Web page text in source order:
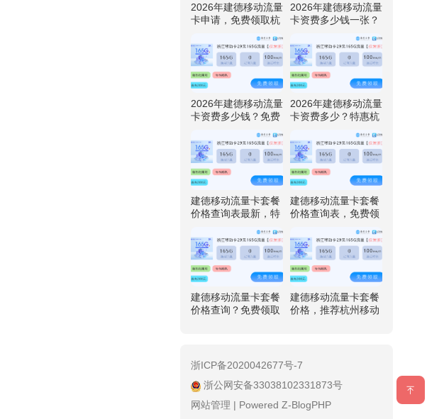
2026年建德移动流量
卡申请，免费领取杭
165G流量
2026年建德移动流量
卡资费多少钱一张？
29元享165G流量
2026年建德移动流量
卡资费多少钱？免费
29元享165G流量
2026年建德移动流量
卡资费多少？特惠杭
165G流量
建德移动流量卡套餐
价格查询表最新，特
元享165G流量
建德移动流量卡套餐
价格查询表，免费领
元享165G流量
建德移动流量卡套餐
价格查询？免费领取
建德移动流量卡套餐
价格，推荐杭州移动
浙ICP备2020042677号-7
浙公网安备33038102331873号
网站管理 | Powered Z-BlogPHP